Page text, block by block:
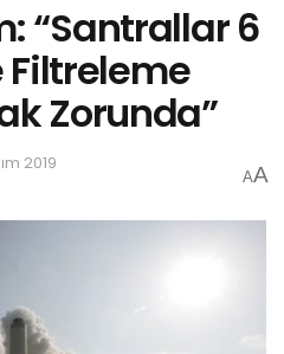
“Santrallar 6
Zorunda”
2019
AA